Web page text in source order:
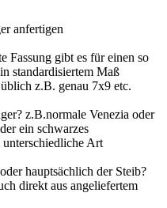
anfertigen
Fassung gibt es für einen so
standardisiertem Maß
z.B. genau 7x9 etc.
z.B.normale Venezia oder
ein schwarzes
Art
hauptsächlich der Steib?
direkt aus angeliefertem